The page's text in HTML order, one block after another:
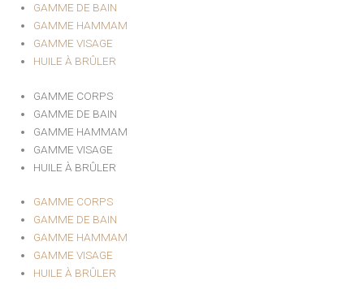
GAMME DE BAIN
GAMME HAMMAM
GAMME VISAGE
HUILE À BRÛLER
GAMME CORPS
GAMME DE BAIN
GAMME HAMMAM
GAMME VISAGE
HUILE À BRÛLER
GAMME CORPS
GAMME DE BAIN
GAMME HAMMAM
GAMME VISAGE
HUILE À BRÛLER